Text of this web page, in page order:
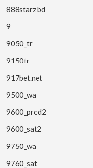
888starz bd
9
9050_tr
9150tr
917bet.net
9500_wa
9600_prod2
9600_sat2
9750_wa
9760_sat